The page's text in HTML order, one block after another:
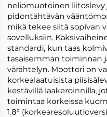
neliömuotoinen liitoslevy
pidontähtävän
mikä tekee siitä sopivan
sovelluksiin.
standardi, kun taas
tasaisemman toiminnan
värähtelyn. Moottori on
korkealaatuisista
kestävillä laakeroinnilla,
toimintaa korkeissa
1,8°